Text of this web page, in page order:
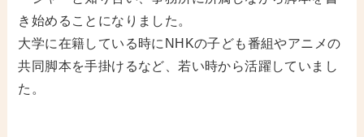
き始めることになりました。
大学に在籍している時にNHKの子ども番組やアニメの
共同脚本を手掛けるなど、若い時から活躍していまし
た。